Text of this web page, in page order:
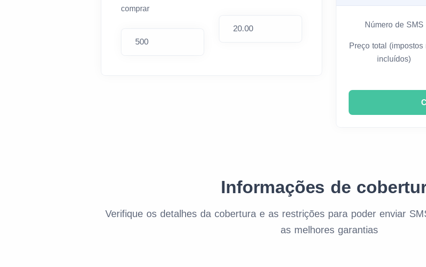
comprar
Número de SMS
Preço total (impostos
incluídos)
Informações de
Verifique os detalhes da cobertura e as restrições para poder enviar
as melhores garantias